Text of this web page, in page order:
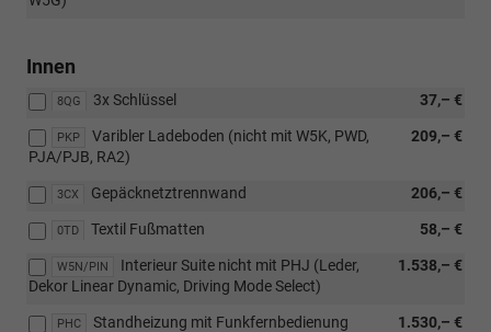
Innen
8QG 37,– €
3x Schlüssel
PKP 209,– €
Varibler Ladeboden (nicht mit W5K, PWD,
PJA/PJB, RA2)
3CX 206,– €
Gepäcknetztrennwand
0TD 58,– €
Textil Fußmatten
W5N/PIN 1.538,– €
Interieur Suite nicht mit PHJ (Leder,
Dekor Linear Dynamic, Driving Mode Select)
PHC 1.530,– €
Standheizung mit Funkfernbedienung